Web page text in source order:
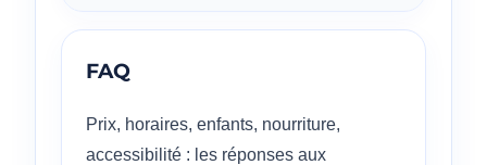
FAQ
Prix, horaires, enfants, nourriture,
accessibilité : les réponses aux